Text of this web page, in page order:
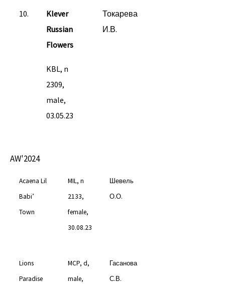
10.
Klever
Russian
Flowers
KBL, n
2309,
male,
03.05.23
Токарева
И.В.
AW'2024
Acaena Lil
Babi’
Town
MIL, n
2133,
female,
30.08.23
Шевель
О.О.
Lions
Paradise
MCP, d,
male,
Гасанова
С.В.